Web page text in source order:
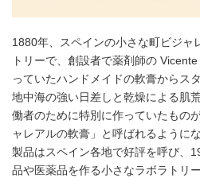
1880年、スペインの小さな町ビジャ
トリーで、創設者で薬剤師の
っていたハンドメイドの軟膏からス
地中海の強い日差しと乾燥による肌
働者のために特別に作っていたもの
ャレアルの軟膏」と呼ばれるように
製品はスペイン各地で好評を呼び、
品や医薬品を作る小さなラボラトリ